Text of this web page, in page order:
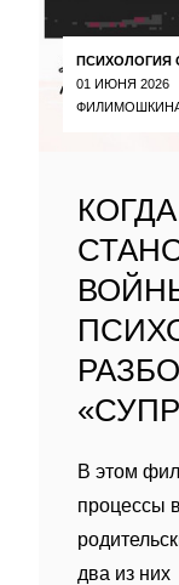
ПСИХОЛОГИЯ
01 ИЮНЯ 2026
В этом
процессы
два из них